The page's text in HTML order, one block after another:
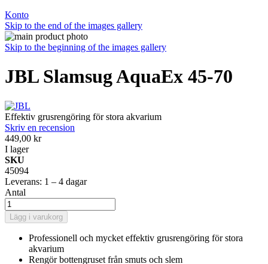
Konto
Skip to the end of the images gallery
Skip to the beginning of the images gallery
JBL Slamsug AquaEx 45-70
Effektiv grusrengöring för stora akvarium
Skriv en recension
449,00 kr
I lager
SKU
45094
Leverans: 1 – 4 dagar
Antal
Lägg i varukorg
Professionell och mycket effektiv grusrengöring för stora
akvarium
Rengör bottengruset från smuts och slem